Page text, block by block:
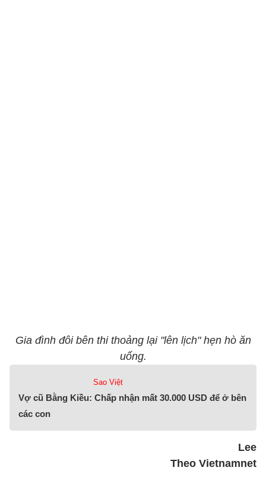
Gia đình đôi bên thi thoảng lại "lên lịch" hẹn hò ăn
uống.
Sao Việt
Vợ cũ Bằng Kiều: Chấp nhận mất 30.000 USD để ở bên
các con
Lee
Theo Vietnamnet